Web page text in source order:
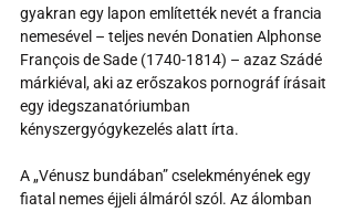
gyakran egy lapon említették nevét a francia
nemesével – teljes nevén Donatien Alphonse
François de Sade (1740-1814) – azaz Szádé
márkiéval, aki az erőszakos pornográf írásait
egy idegszanatóriumban
kényszergyógykezelés alatt írta.
A „Vénusz bundában” cselekményének egy
fiatal nemes éjjeli álmáról szól. Az álomban